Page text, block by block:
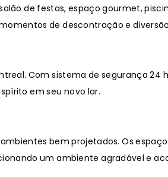
de festas, espaço gourmet,
de descontração e
Com sistema de segurança 24
em seu novo lar.
bem projetados. Os
um ambiente agradável e